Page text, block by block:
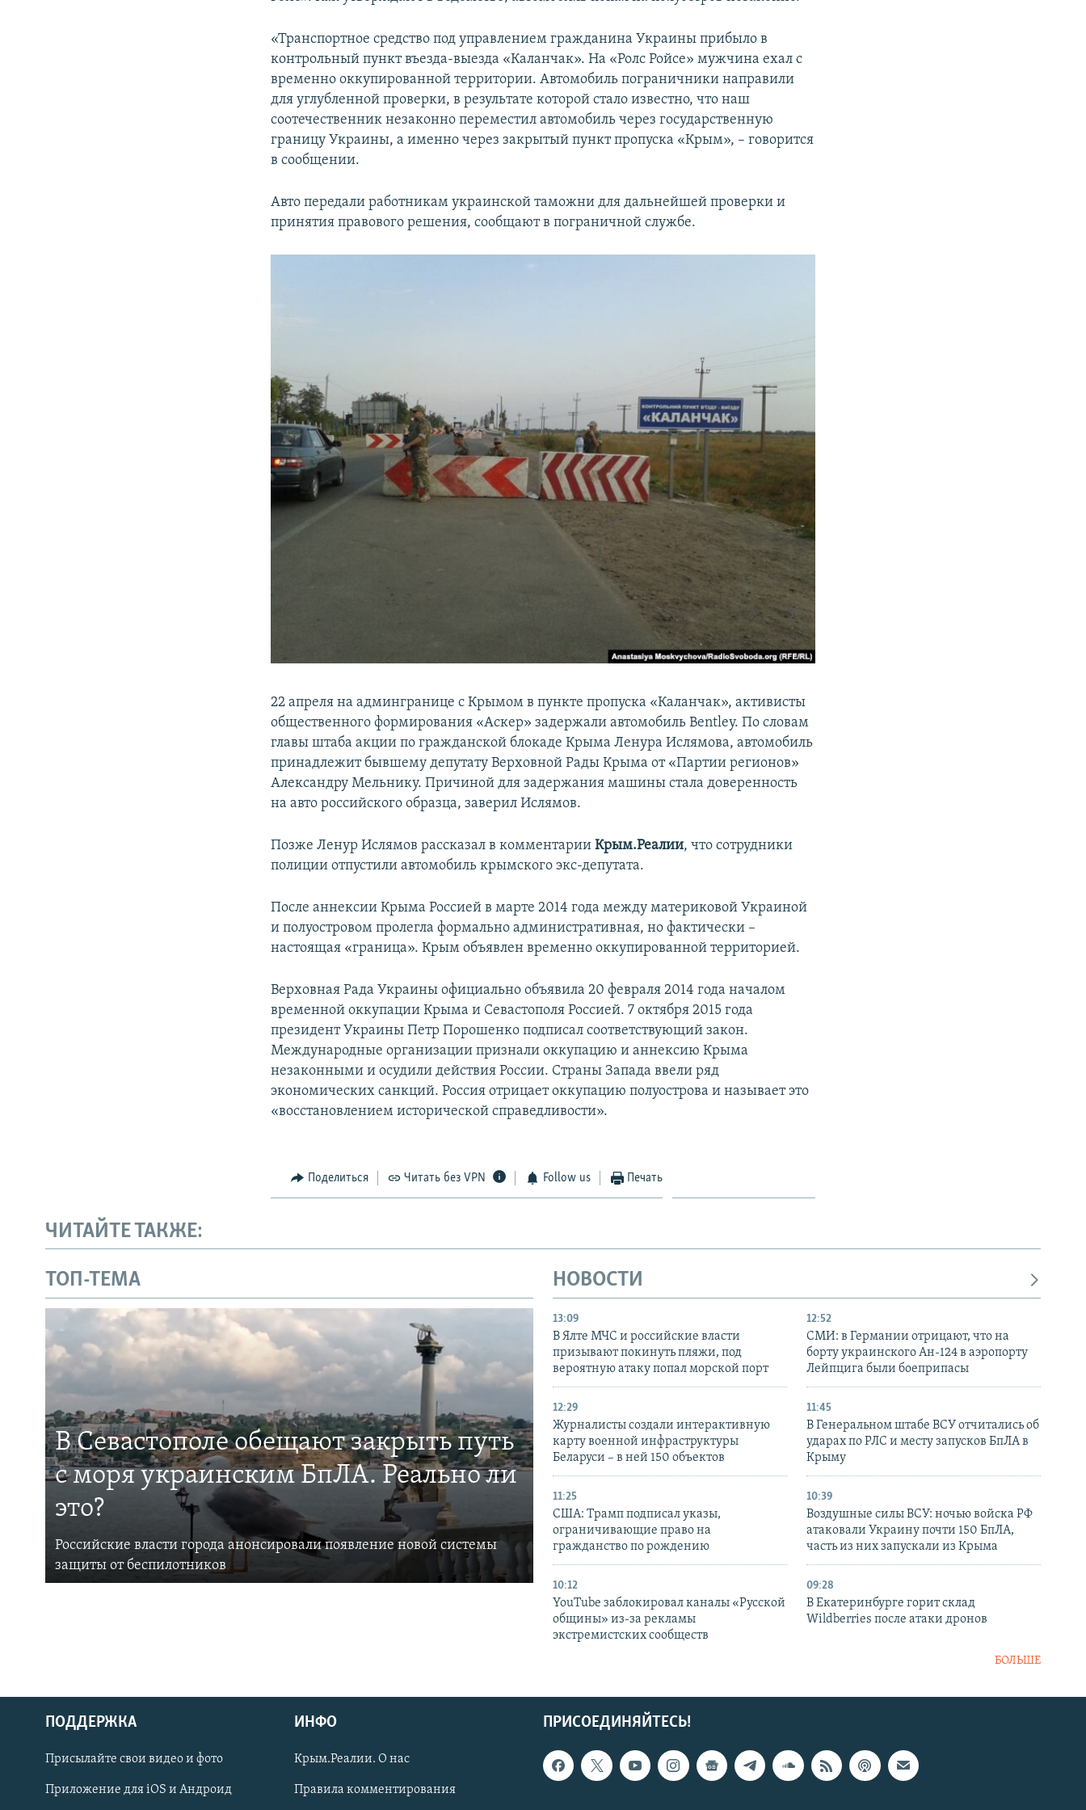
Українською
Qırımtatar
«Транспортное средство под управлением гражданина Украины прибыло в
контрольный пункт въезда-выезда «Каланчак». На «Ролс Ройсе» мужчина ехал с
временно оккупированной территории. Автомобиль пограничники направили
для углубленной проверки, в результате которой стало известно, что наш
соотечественник незаконно переместил автомобиль через государственную
границу Украины, а именно через закрытый пункт пропуска «Крым», – говорится
в сообщении.
Авто передали работникам украинской таможни для дальнейшей проверки и
принятия правового решения, сообщают в пограничной службе.
22 апреля на админгранице с Крымом в пункте пропуска «Каланчак», активисты
общественного формирования «Аскер» задержали автомобиль Bentley. По словам
главы штаба акции по гражданской блокаде Крыма Ленура Ислямова, автомобиль
принадлежит бывшему депутату Верховной Рады Крыма от «Партии регионов»
Александру Мельнику. Причиной для задержания машины стала доверенность
на авто российского образца, заверил Ислямов.
Позже Ленур Ислямов рассказал в комментарииКрым.Реалии, что сотрудники
полиции отпустили автомобиль крымского экс-депутата.
После аннексии Крыма Россией в марте 2014 года между материковой Украиной
и полуостровом пролегла формально административная, но фактически –
настоящая «граница». Крым объявлен временно оккупированной территорией.
Верховная Рада Украины официально объявила 20 февраля 2014 года началом
временной оккупации Крыма и Севастополя Россией. 7 октября 2015 года
президент Украины Петр Порошенко подписал соответствующий закон.
Международные организации признали оккупацию и аннексию Крыма
незаконными и осудили действия России. Страны Запада ввели ряд
экономических санкций. Россия отрицает оккупацию полуострова и называет это
«восстановлением исторической справедливости».
Поделиться Читать без VPN Follow us Печать
ЧИТАЙТЕ ТАКЖЕ:
ТОП-ТЕМА
В Севастополе обещают закрыть путь
с моря украинским БпЛА. Реально ли
это?
Российские власти города анонсировали появление новой системы
защиты от беспилотников
НОВОСТИ
13:09
В Ялте МЧС и российские власти
призывают покинуть пляжи, под
вероятную атаку попал морской порт
12:52
СМИ: в Германии отрицают, что на
борту украинского Ан-124 в аэропорту
Лейпцига были боеприпасы
12:29
Журналисты создали интерактивную
карту военной инфраструктуры
Беларуси – в ней 150 объектов
11:45
В Генеральном штабе ВСУ отчитались об
ударах по РЛС и месту запусков БпЛА в
Крыму
11:25
США: Трамп подписал указы,
ограничивающие право на
гражданство по рождению
10:39
Воздушные силы ВСУ: ночью войска РФ
атаковали Украину почти 150 БпЛА,
часть из них запускали из Крыма
10:12
YouTube заблокировал каналы «Русской
общины» из-за рекламы
экстремистских сообществ
09:28
В Екатеринбурге горит склад
Wildberries после атаки дронов
БОЛЬШЕ
ПРИСОЕДИНЯЙТЕСЬ!
ПОДДЕРЖКА
Присылайте свои видео и фото
Приложение для iOS и Андроид
ИНФО
Крым.Реалии. О нас
Правила комментирования